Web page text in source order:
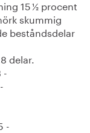
15 ½ procent
skummig
beståndsdelar
-